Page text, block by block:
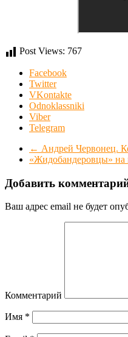
Post Views: 767
Facebook
Twitter
VKontakte
Odnoklassniki
Viber
Telegram
← Андрей Червонец.
«Жидобандеровцы» на
Добавить
Ваш адрес email не будет
Комментарий
Имя *